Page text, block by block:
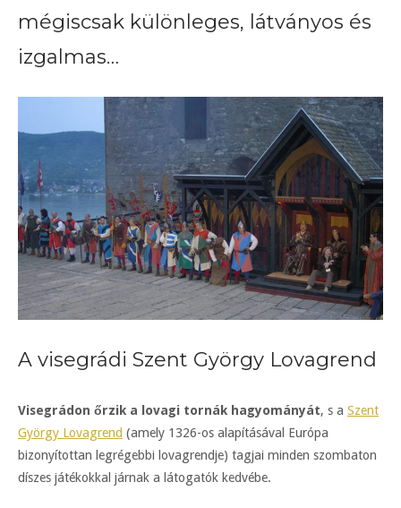
mégiscsak különleges, látványos és
izgalmas…
A visegrádi Szent György Lovagrend
Visegrádon őrzik a lovagi tornák hagyományát, s a Szent
György Lovagrend (amely 1326-os alapításával Európa
bizonyítottan legrégebbi lovagrendje) tagjai minden szombaton
díszes játékokkal járnak a látogatók kedvébe.